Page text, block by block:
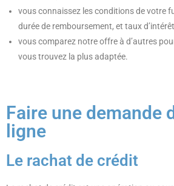
vous connaissez les conditions de votre
durée de remboursement, et taux
vous comparez notre offre à d’autres
vous trouvez la plus adaptée.
Faire une demande
ligne
Le rachat de crédit